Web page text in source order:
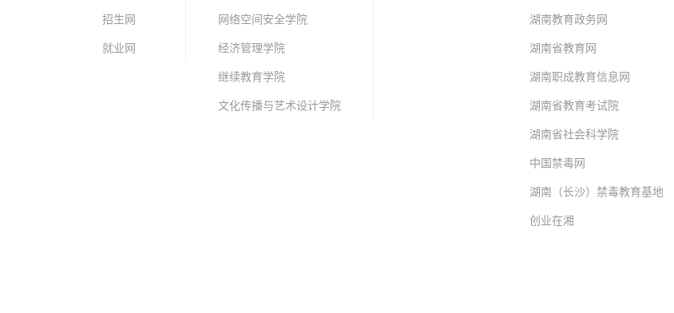
招生网
就业网
网络空间安全学院
经济管理学院
继续教育学院
文化传播与艺术设计学院
湖南教育政务网
湖南省教育网
湖南职成教育信息网
湖南省教育考试院
湖南省社会科学院
中国禁毒网
湖南（长沙）禁毒教育基地
创业在湘